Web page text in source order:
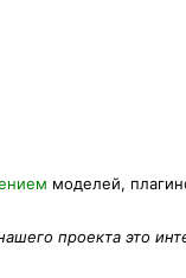
моделей,
проекта это